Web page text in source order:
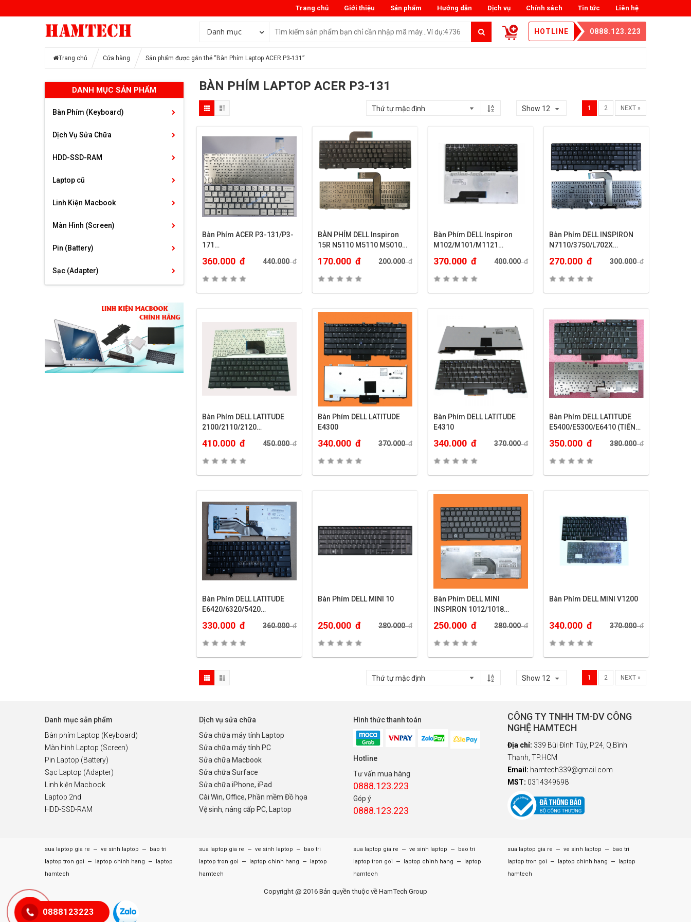
Liên hệ
Tin tức
Chính sách
Dịch vụ
Hướng dẫn
Sản phẩm
Giới thiệu
Trang chủ
Danh mục HOTLINE 0888.123.223
Trang chủ Cửa hàng Sản phẩm được gắn thẻ “Bàn Phím Laptop ACER P3-131”
DANH MỤC SẢN PHẨM
Bàn Phím (Keyboard)
Dịch Vụ Sửa Chữa
HDD-SSD-RAM
Laptop cũ
Linh Kiện Macbook
Màn Hình (Screen)
Pin (Battery)
Sạc (Adapter)
BÀN PHÍM LAPTOP ACER P3-131
1 2 NEXT »
Show 12
Bàn Phím ACER P3-131/P3-
171…
360.000 đ 440.000đ
BÀN PHÍM DELL Inspiron
15R N5110 M5110 M5010
170.000 đ 200.000đ
Bàn Phím DELL Inspiron
M102/M101/M1121…
370.000 đ 400.000đ
Bàn Phím DELL INSPIRON
N7110/3750/L702X…
270.000 đ 300.000đ
Bàn Phím DELL LATITUDE
2100/2110/2120…
410.000 đ 450.000đ
Bàn Phím DELL LATITUDE
E4300
340.000 đ 370.000đ
Bàn Phím DELL LATITUDE
E4310
340.000 đ 370.000đ
Bàn Phím DELL LATITUDE
E5400/E5300/E6410 (TIẾNG
350.000 đ 380.000đ
Bàn Phím DELL LATITUDE
E6420/6320/5420…
330.000 đ 360.000đ
Bàn Phím DELL MINI 10
250.000 đ 280.000đ
Bàn Phím DELL MINI
INSPIRON 1012/1018…
250.000 đ 280.000đ
Bàn Phím DELL MINI V1200
340.000 đ 370.000đ
1 2 NEXT »
Show 12
Danh mục sản phẩm
Bàn phím Laptop (Keyboard)
Màn hình Laptop (Screen)
Pin Laptop (Battery)
Sạc Laptop (Adapter)
Linh kiện Macbook
Laptop 2nd
HDD-SSD-RAM
Dịch vụ sửa chữa
Sửa chữa máy tính Laptop
Sửa chữa máy tính PC
Sửa chữa Macbook
Sửa chữa Surface
Sửa chữa iPhone, iPad
Cài Win, Office, Phần mềm Đồ họa
Vệ sinh, nâng cấp PC, Laptop
Hình thức thanh toán
Hotline
Tư vấn mua hàng
0888.123.223
Góp ý
0888.123.223
CÔNG TY TNHH TM-DV CÔNG
NGHỆ HAMTECH
Địa chỉ: 339 Bùi Đình Túy, P.24, Q.Bình
Thạnh, TP.HCM
Email: hamtech339@gmail.com
MST: 0314349698
sua laptop gia re – ve sinh laptop –
bao tri
laptop tron goi
– laptop chinh hang –
laptop
hamtech
sua laptop gia re – ve sinh laptop –
bao tri
laptop tron goi
– laptop chinh hang –
laptop
hamtech
sua laptop gia re – ve sinh laptop –
bao tri
laptop tron goi
– laptop chinh hang –
laptop
hamtech
sua laptop gia re – ve sinh laptop –
bao tri
laptop tron goi
– laptop chinh hang –
laptop
hamtech
Copyright @ 2016 Bản quyền thuộc về HamTech Group
0888123223